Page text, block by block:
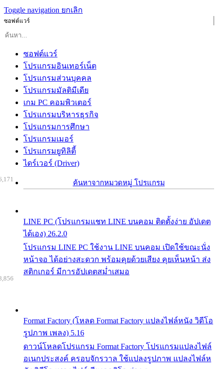
Toggle navigation ยกเลิก
ซอฟต์แวร์
ซอฟต์แวร์
โปรแกรมอินเทอร์เน็ต
โปรแกรมส่วนบุคคล
โปรแกรมมัลติมีเดีย
เกม PC คอมพิวเตอร์
โปรแกรมบริหารธุรกิจ
โปรแกรมการศึกษา
โปรแกรมเมอร์
โปรแกรมยูทิลิตี้
ไดร์เวอร์ (Driver)
ค้นหาจากหมวดหมู่ โปรแกรม
LINE PC (โปรแกรมแชท LINE บนคอม ติดตั้งง่าย อัปเดต
ได้เอง) 26.2.0
โปรแกรม LINE PC ใช้งาน LINE บนคอม เปิดใช้ขณะนั่ง
หน้าจอ ได้อย่างสะดวก พร้อมคุยด้วยเสียง คุยเห็นหน้า ส่ง
สติกเกอร์ มีการอัปเดตสม่ำเสมอ
Format Factory (โหลด Format Factory แปลงไฟล์หนัง วิดีโอ
รูปภาพ เพลง) 5.16
ดาวน์โหลดโปรแกรม Format Factory โปรแกรมแปลงไฟล์
อเนกประสงค์ ครอบจักรวาล ใช้แปลงรูปภาพ แปลงไฟล์ห